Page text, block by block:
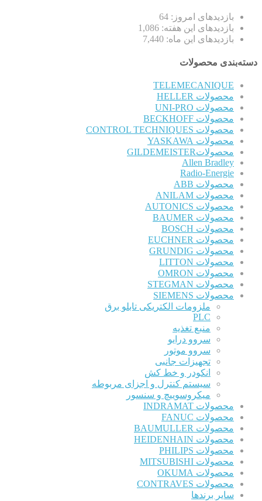
بازدیدهای امروز: 64
بازدیدهای این هفته: 1,086
بازدیدهای این ماه: 7,440
دسته‌بندی محصولات
TELEMECANIQUE
محصولات HELLER
محصولات UNI-PRO
محصولات BECKHOFF
محصولات CONTROL TECHNIQUES
محصولات YASKAWA
محصولاتGILDEMEISTER
Allen Bradley
Radio-Energie
محصولات ABB
محصولات ANILAM
محصولات AUTONICS
محصولات BAUMER
محصولات BOSCH
محصولات EUCHNER
محصولات GRUNDIG
محصولات LITTON
محصولات OMRON
محصولات STEGMAN
محصولات SIEMENS
ملزومات الکتریکی تابلو برق
PLC
منبع تغذیه
سروو درایو
سروو موتور
تجهیزات جانبی
انکودر و خط کش
سیستم کنترل و اجزای مربوطه
میکروسوییچ و سنسور
محصولات INDRAMAT
محصولات FANUC
محصولات BAUMULLER
محصولات HEIDENHAIN
محصولات PHILIPS
محصولات MITSUBISHI
محصولات OKUMA
محصولات CONTRAVES
سایر برندها